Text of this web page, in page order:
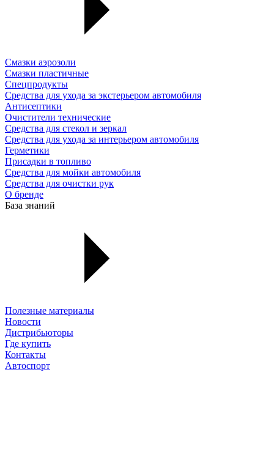
Смазки аэрозоли
Смазки пластичные
Спецпродукты
Средства для ухода за экстерьером автомобиля
Антисептики
Очистители технические
Средства для стекол и зеркал
Средства для ухода за интерьером автомобиля
Герметики
Присадки в топливо
Средства для мойки автомобиля
Средства для очистки рук
О бренде
База знаний
Полезные материалы
Новости
Дистрибьюторы
Где купить
Контакты
Автоспорт